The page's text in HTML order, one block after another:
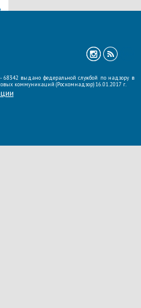
выдано федеральной службой по надзору в
коммуникаций (Роскомнадзор) 16.01.2017 г.